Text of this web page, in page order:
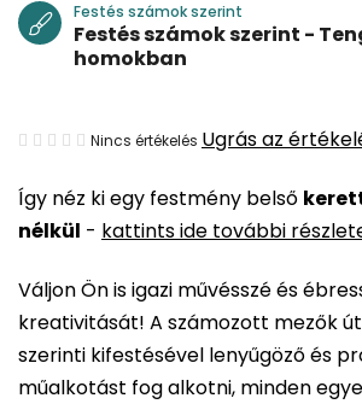
Így néz ki egy festmény belső
nélkül - kattints ide további
Váljon Ön is igazi művésszé és
kreativitását! A számozott mezők
szerinti kifestésével lenyűgöző és
műalkotást fog alkotni, minden
Festés számok szerint
Festés számok szerint -
homokban
A
átlagos
értékelése
ből
0,0
csillag.
Nincs értékelés Ugrás az